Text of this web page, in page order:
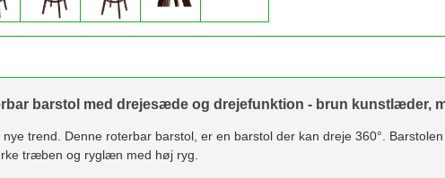
barstol med drejesæde og drejefunktion - brun kunstlæder,
nye trend. Denne roterbar barstol, er en barstol der kan dreje 360°.
træben og ryglæn med høj ryg.